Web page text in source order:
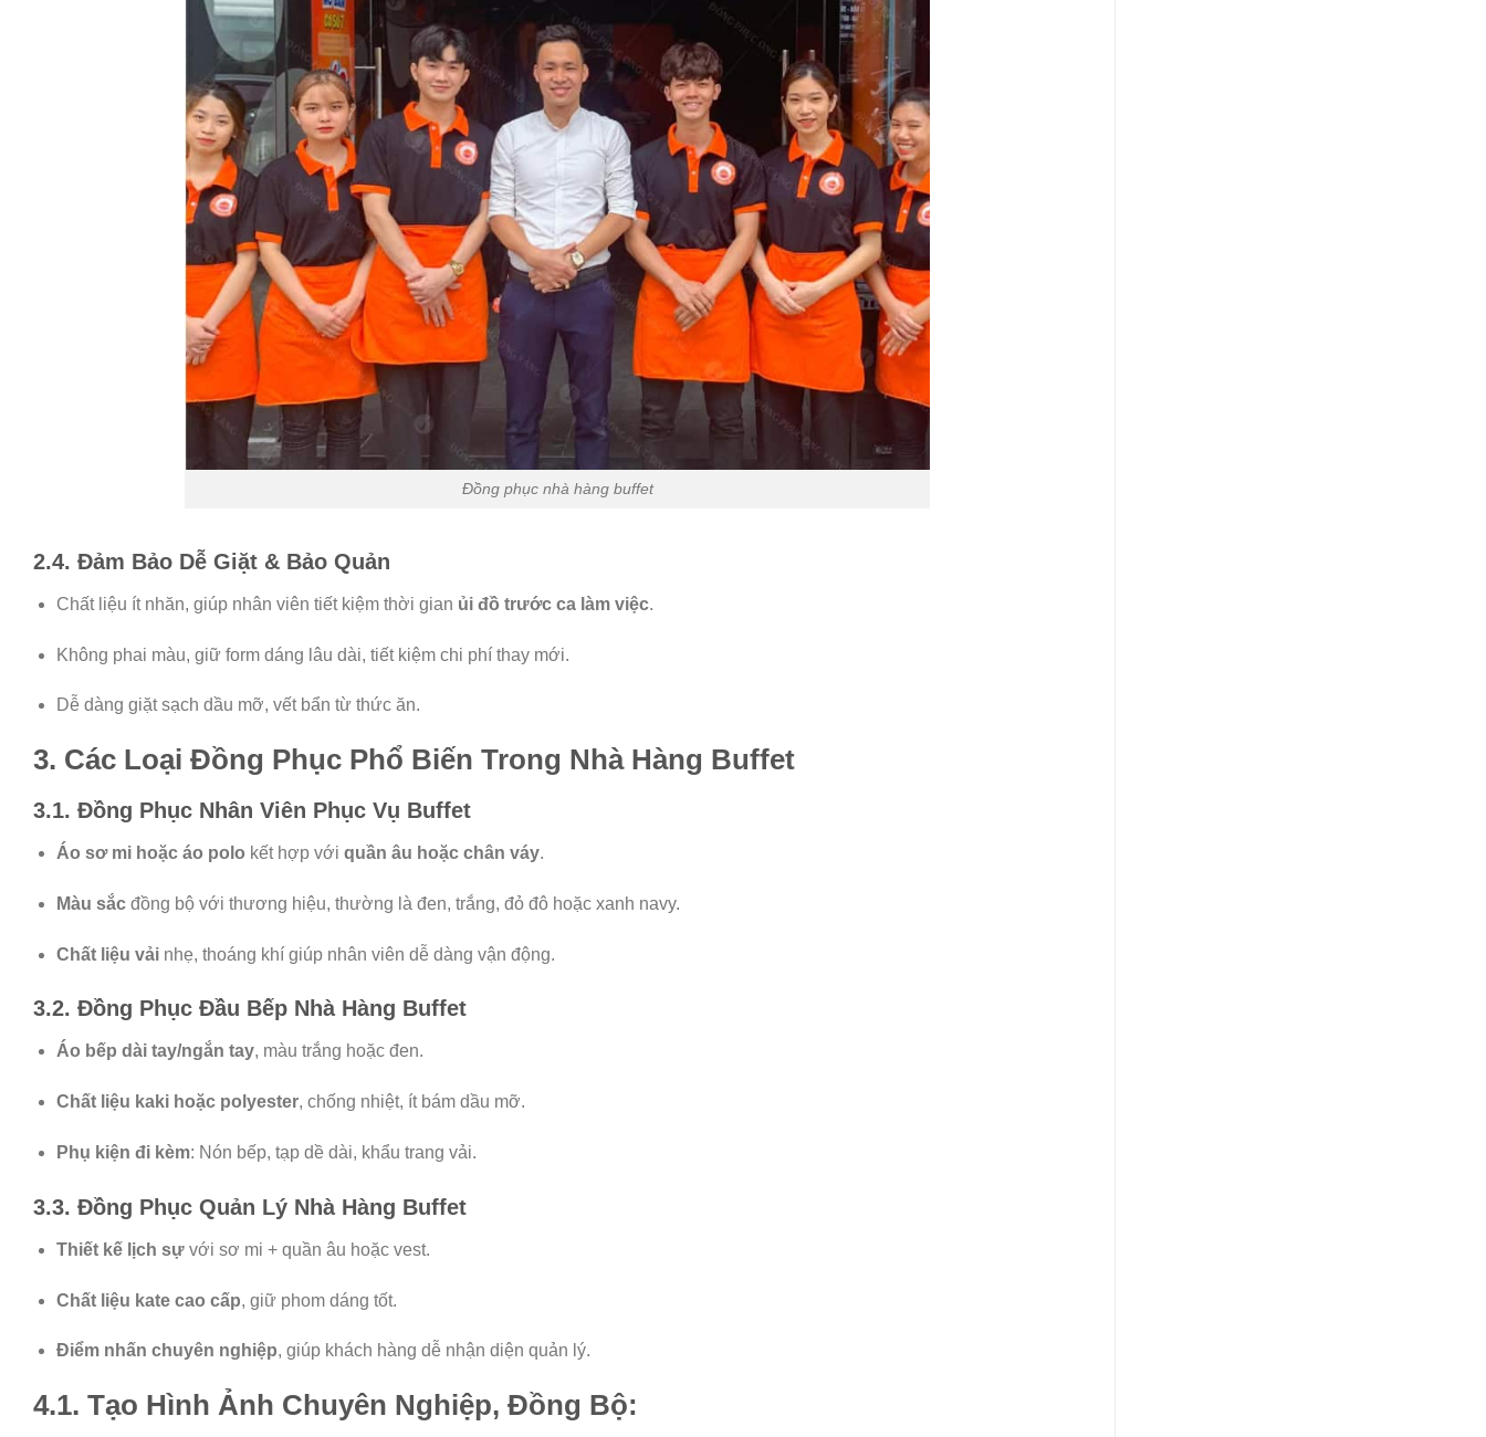
Đồng phục nhà hàng buffet
2.4. Đảm Bảo Dễ Giặt & Bảo Quản
Chất liệu ít nhăn, giúp nhân viên tiết kiệm thời gian ủi đồ trước ca làm việc.
Không phai màu, giữ form dáng lâu dài, tiết kiệm chi phí thay mới.
Dễ dàng giặt sạch dầu mỡ, vết bẩn từ thức ăn.
3. Các Loại Đồng Phục Phổ Biến Trong Nhà Hàng Buffet
3.1. Đồng Phục Nhân Viên Phục Vụ Buffet
Áo sơ mi hoặc áo polo kết hợp với quần âu hoặc chân váy.
Màu sắcđồng bộ với thương hiệu, thường là đen, trắng, đỏ đô hoặc xanh navy.
Chất liệu vảinhẹ, thoáng khí giúp nhân viên dễ dàng vận động.
3.2. Đồng Phục Đầu Bếp Nhà Hàng Buffet
Áo bếp dài tay/ngắn tay, màu trắng hoặc đen.
Chất liệu kaki hoặc polyester, chống nhiệt, ít bám dầu mỡ.
Phụ kiện đi kèm: Nón bếp, tạp dề dài, khẩu trang vải.
3.3. Đồng Phục Quản Lý Nhà Hàng Buffet
Thiết kế lịch sựvới sơ mi + quần âu hoặc vest.
Chất liệu kate cao cấp, giữ phom dáng tốt.
Điểm nhấn chuyên nghiệp, giúp khách hàng dễ nhận diện quản lý.
4.1. Tạo Hình Ảnh Chuyên Nghiệp, Đồng Bộ: